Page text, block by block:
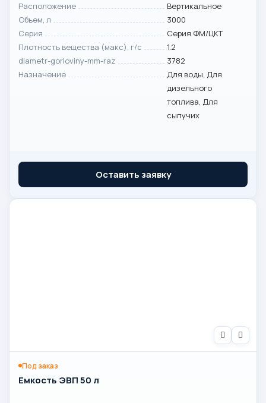
Расположение
Вертикальное
Объем, л
3000
Серия
Серия ФМ/ЦКТ
Плотность вещества (макс), г/с
1.2
diametr-gorloviny-mm-raz
3782
Назначение
Для воды, Для
дизельного
топлива, Для
сыпучих
Оставить заявку
Под заказ
Емкость ЭВП 50 л